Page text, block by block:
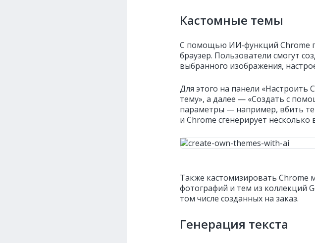
Кастомные темы
С помощью ИИ‑функций Chrome
браузер. Пользователи смогут
выбранного изображения,
Для этого на панели «Настроить
тему», а далее — «Создать с
параметры — например, вбить
и Chrome сгенерирует
Также кастомизировать
фотографий и тем из коллекций
том числе созданных на заказ.
Генерация текста